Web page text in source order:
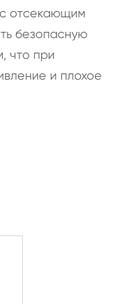
с отсекающим
безопасную
что при
и плохое